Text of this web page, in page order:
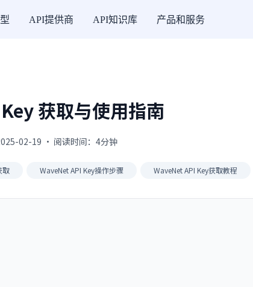
API提供商 API知识库 产品和服务
获取与使用指南
02-19 · 阅读时间：4分钟
取 WaveNet API Key操作步骤 WaveNet API Key获取教程